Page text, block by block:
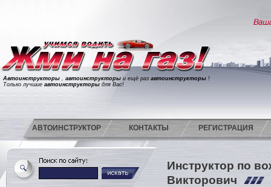
Автоинструкторы , автоинструкторы и ещё раз автоинструкторы !
Только лучшие автоинструкторы для Вас!
АВТОИНСТРУКТОР КОНТАКТЫ РЕГИСТРАЦИЯ
Инструктор по
Викторович